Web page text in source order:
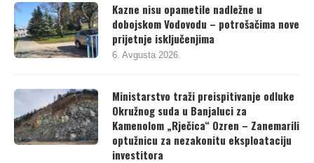
Kazne nisu opametile nadležne u
dobojskom Vodovodu – potrošačima nove
prijetnje isključenjima
6. Avgusta 2026.
Ministarstvo traži preispitivanje odluke
Okružnog suda u Banjaluci za
Kamenolom „Rječica“ Ozren – Zanemarili
optužnicu za nezakonitu eksploataciju
investitora